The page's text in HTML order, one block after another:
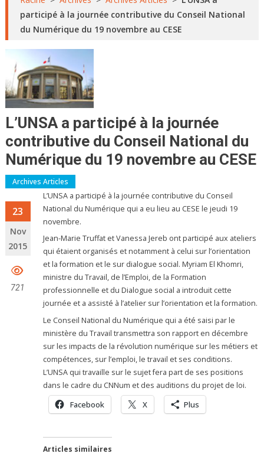
participé à la journée contributive du Conseil National
du Numérique du 19 novembre au CESE
L’UNSA a participé à la journée
contributive du Conseil National du
Numérique du 19 novembre au CESE
Archives Articles
23
Nov
2015
721
L’UNSA a participé à la journée contributive du Conseil
National du Numérique qui a eu lieu au CESE le jeudi 19
novembre.
Jean-Marie Truffat et Vanessa Jereb ont participé aux ateliers
qui étaient organisés et notamment à celui sur l’orientation
et la formation et le sur dialogue social. Myriam El Khomri,
ministre du Travail, de l’Emploi, de la Formation
professionnelle et du Dialogue social a introduit cette
journée et a assisté à l’atelier sur l’orientation et la formation.
Le Conseil National du Numérique qui a été saisi par le
ministère du Travail transmettra son rapport en décembre
sur les impacts de la révolution numérique sur les métiers et
compétences, sur l’emploi, le travail et ses conditions.
L’UNSA qui travaille sur le sujet fera part de ses positions
dans le cadre du CNNum et des auditions du projet de loi.
Facebook X Plus
Articles similaires